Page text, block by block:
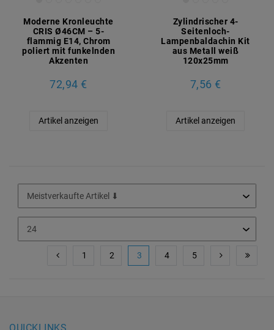
Moderne Kronleuchte
CRIS Ø46CM – 5-
flammig E14, Chrom
poliert mit funkelnden
Akzenten
72,94 €
Artikel anzeigen
Zylindrischer 4-
Seitenloch-
Lampenbaldachin Kit
aus Metall weiß
120x25mm
7,56 €
Artikel anzeigen
1 2 3 4 5